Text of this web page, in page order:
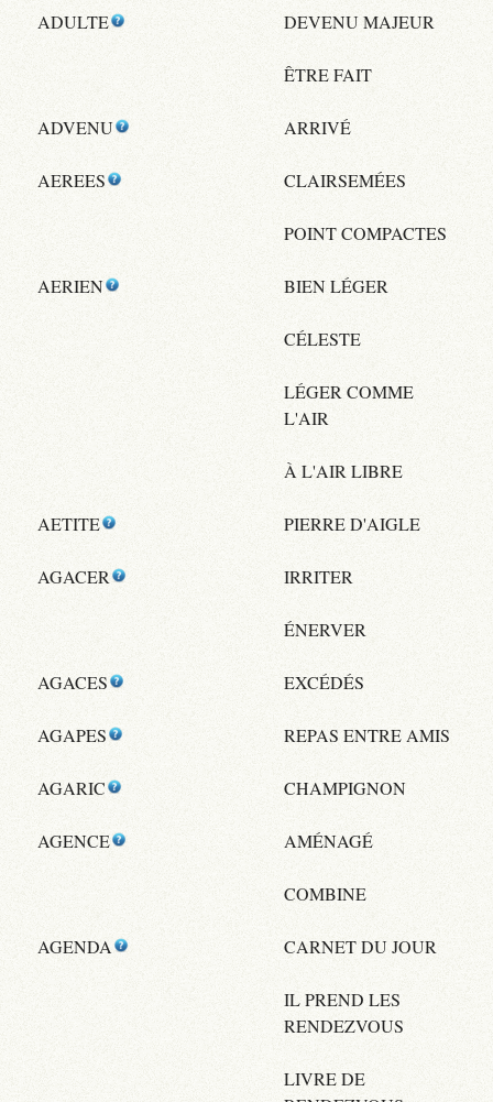
ADULTE DEVENU MAJEUR
ÊTRE FAIT
ADVENU ARRIVÉ
AEREES CLAIRSEMÉES
POINT COMPACTES
AERIEN BIEN LÉGER
CÉLESTE
LÉGER COMME
L'AIR
À L'AIR LIBRE
AETITE PIERRE D'AIGLE
AGACER IRRITER
ÉNERVER
AGACES EXCÉDÉS
AGAPES REPAS ENTRE AMIS
AGARIC CHAMPIGNON
AGENCE AMÉNAGÉ
COMBINE
AGENDA CARNET DU JOUR
IL PREND LES
RENDEZVOUS
LIVRE DE